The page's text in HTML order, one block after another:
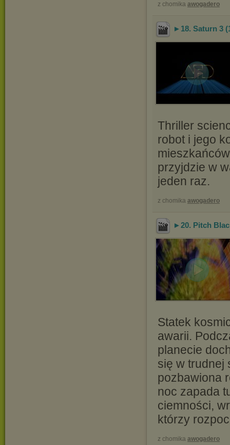
z chomika awogadero
►18. Saturn 3
Thriller
robot i jego
przyjdzie w
jeden raz.
z chomika awogadero
►20. Pitch
Statek
awarii.
planecie
się w trudnej
pozbawiona
noc zapada
ciemności,
którzy
z chomika awogadero